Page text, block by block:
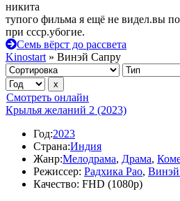
никита
тупого фильма я ещё не видел.вы
при ссср.убогие.
Семь вёрст до рассвета
Kinostart » Винэй Сапру
Смотреть онлайн
Крылья желаний 2 (2023)
Год:2023
Страна:Индия
Жанр:Мелодрама, Драма,
Режиссер: Радхика Рао,
Качество: FHD (1080p)